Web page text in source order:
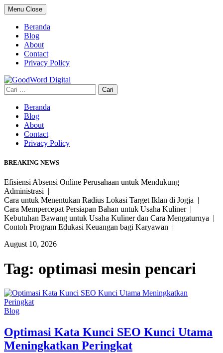
Skip
to
content
Menu Close
Beranda
Blog
About
Contact
Privacy Policy
Cari
untuk:
Beranda
Blog
About
Contact
Privacy Policy
BREAKING NEWS
Efisiensi Absensi Online Perusahaan untuk Mendukung
Administrasi |
Cara untuk Menentukan Radius Lokasi Target Iklan di Jogja |
Cara Mempercepat Persiapan Bahan untuk Usaha Kuliner |
Kebutuhan Bawang untuk Usaha Kuliner dan Cara Mengaturnya |
Contoh Program Edukasi Keuangan bagi Karyawan |
August 10, 2026
Tag: optimasi mesin pencari
Blog
Optimasi Kata Kunci SEO Kunci Utama
Meningkatkan Peringkat